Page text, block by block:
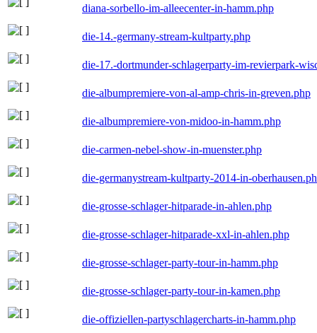
diana-sorbello-im-alleecenter-in-hamm.php
die-14.-germany-stream-kultparty.php
die-17.-dortmunder-schlagerparty-im-revierpark-
die-albumpremiere-von-al-amp-chris-in-greven.php
die-albumpremiere-von-midoo-in-hamm.php
die-carmen-nebel-show-in-muenster.php
die-germanystream-kultparty-2014-in-
die-grosse-schlager-hitparade-in-ahlen.php
die-grosse-schlager-hitparade-xxl-in-ahlen.php
die-grosse-schlager-party-tour-in-hamm.php
die-grosse-schlager-party-tour-in-kamen.php
die-offiziellen-partyschlagercharts-in-hamm.php